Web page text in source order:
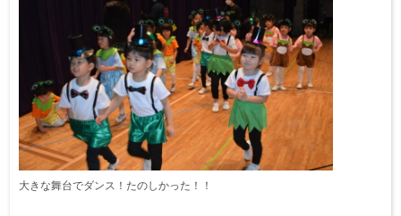
大きな舞台でダンス！たのしかった！！